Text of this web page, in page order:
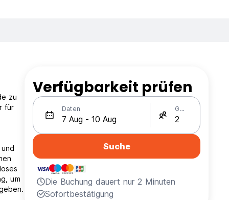
zu
für
um
Verfügbarkeit prüfen
Daten Gäste
Suche
Die Buchung dauert nur 2 Minuten
Sofortbestätigung